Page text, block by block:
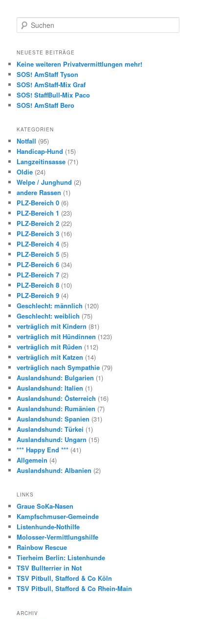
u
h
n
NEUESTE BEITRÄGE
Keine weiteren Privatvermittlungen mehr!
SOS! AmStaff Tyson
SOS! AmStaff-Mix Graf
SOS! StaffBull-Mix Paco
SOS! AmStaff Bero
KATEGORIEN
Notfall (95)
Handicap-Hund (15)
Langzeitinsasse (71)
Oldie (24)
Welpe / Junghund (2)
andere Rassen (1)
PLZ-Bereich 0 (6)
PLZ-Bereich 1 (23)
PLZ-Bereich 2 (22)
PLZ-Bereich 3 (16)
PLZ-Bereich 4 (5)
PLZ-Bereich 5 (5)
PLZ-Bereich 6 (34)
PLZ-Bereich 7 (2)
PLZ-Bereich 8 (10)
PLZ-Bereich 9 (4)
Geschlecht: männlich (120)
Geschlecht: weiblich (75)
verträglich mit Kindern (81)
verträglich mit Hündinnen (123)
verträglich mit Rüden (112)
verträglich mit Katzen (14)
verträglich nach Sympathie (79)
Auslandshund: Bulgarien (1)
Auslandshund: Italien (1)
Auslandshund: Österreich (16)
Auslandshund: Rumänien (7)
Auslandshund: Spanien (31)
Auslandshund: Türkei (1)
Auslandshund: Ungarn (15)
*** Happy End *** (41)
Allgemein (4)
Auslandshund: Albanien (2)
LINKS
Graue SoKa-Nasen
Kampfschmuser-Gemeinde
Listenhunde-Nothilfe
Molosser-Vermittlungshilfe
Rainbow Rescue
Tierheim Berlin: Listenhunde
TSV Bullterrier in Not
TSV Pitbull, Stafford & Co Köln
TSV Pitbull, Stafford & Co Rhein-Main
ARCHIV